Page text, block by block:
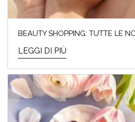
BEAUTY SHOPPING: TUTTE LE
LEGGI DI PIÙ